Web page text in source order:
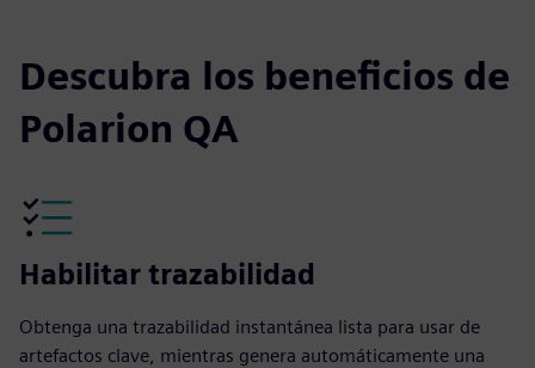
Descubra los beneficios de
Polarion QA
Habilitar trazabilidad
Obtenga una trazabilidad instantánea lista para usar de
artefactos clave, mientras genera automáticamente una